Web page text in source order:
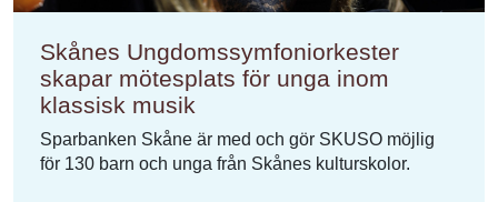
Skånes Ungdomssymfoniorkester
skapar mötesplats för unga inom
klassisk musik
Sparbanken Skåne är med och gör SKUSO möjlig
för 130 barn och unga från Skånes kulturskolor.